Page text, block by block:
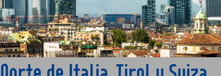
ORIENTE
PROMOCIONES